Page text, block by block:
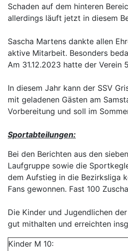
Schaden auf dem hinteren
allerdings läuft jetzt in diesem
Sascha Martens dankte allen
aktive Mitarbeit. Besonders
Am 31.12.2023 hatte der
In diesem Jahr kann der SSV
mit geladenen Gästen am
Vorbereitung und soll im
Sportabteilungen:
Bei den Berichten aus den
Laufgruppe sowie die
dem Aufstieg in die Bezirksliga
Fans gewonnen. Fast 100
Die Kinder und Jugendlichen
gut mithalten und erreichten
Kinder M 10: